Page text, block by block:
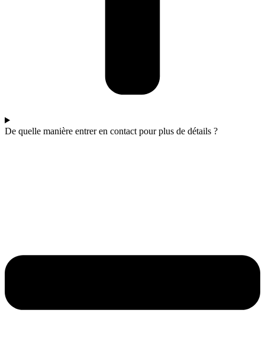
De quelle manière entrer en contact pour plus de détails ?